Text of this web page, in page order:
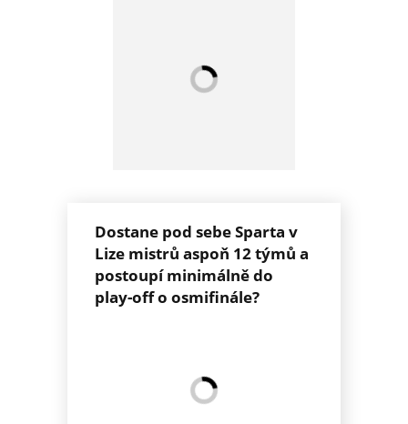
Dostane pod sebe Sparta v
Lize mistrů aspoň 12 týmů a
postoupí minimálně do
play-off o osmifinále?